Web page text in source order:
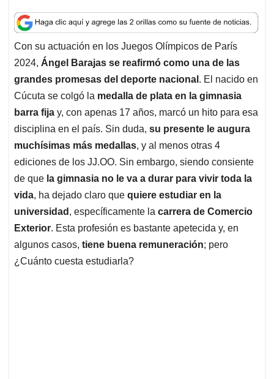
a
t
s
A
p
p
c
e
b
o
o
k
n
k
e
d
I
n
a
i
l
r
e
a
d
s
Con su actuación en los Juegos Olímpicos de París
2024, Ángel Barajas se reafirmó como una de las
grandes promesas del deporte nacional . El nacido en
Cúcuta se colgó la medalla de plata en la gimnasia
barra fija y, con apenas 17 años, marcó un hito para esa
disciplina en el país. Sin duda, su presente le augura
muchísimas más medallas, y al menos otras 4
ediciones de los JJ.OO. Sin embargo, siendo consiente
de que la gimnasia no le va a durar para vivir toda la
vida, ha dejado claro que quiere estudiar en la
universidad , específicamente la carrera de Comercio
Exterior. Esta profesión es bastante apetecida y, en
algunos casos, tiene buena remuneración; pero
¿Cuánto cuesta estudiarla?